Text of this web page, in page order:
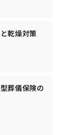
乾燥対策
葬儀保険の